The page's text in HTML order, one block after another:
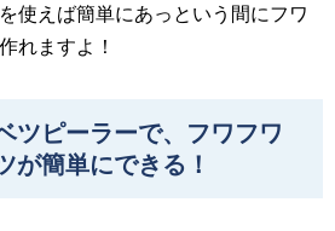
使えば簡単にあっという間にフワ
れますよ！
ツピーラーで、フワフワ
が簡単にできる！